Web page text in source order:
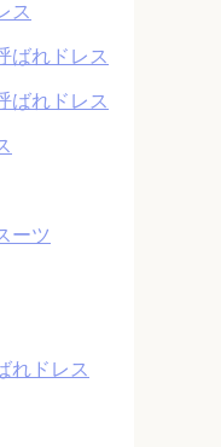
ス
ばれドレス
ばれドレス
ーツ
れドレス